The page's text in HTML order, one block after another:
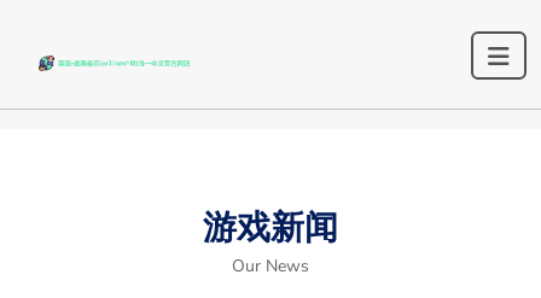
游戏新闻
Our News